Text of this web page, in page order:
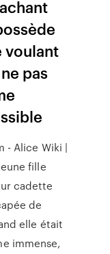
voulant
pas
- Alice Wiki |
fille
cadette
de
elle était
immense,